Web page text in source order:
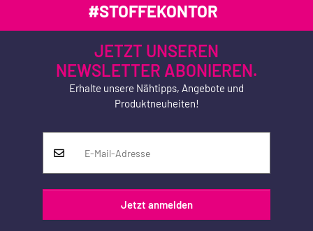
#STOFFEKONTOR
JETZT UNSEREN
NEWSLETTER ABONIEREN.
Erhalte unsere Nähtipps, Angebote und
Produktneuheiten!
Jetzt anmelden